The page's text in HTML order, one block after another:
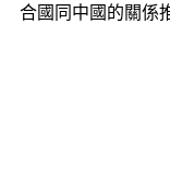
合國同中國的關係